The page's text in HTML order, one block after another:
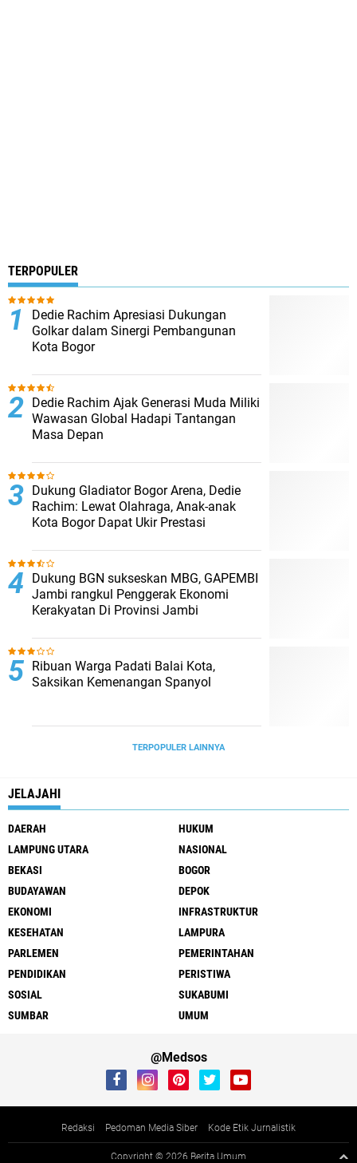
TERPOPULER
Dedie Rachim Apresiasi Dukungan
Golkar dalam Sinergi Pembangunan
Kota Bogor
Dedie Rachim Ajak Generasi Muda Miliki
Wawasan Global Hadapi Tantangan
Masa Depan
Dukung Gladiator Bogor Arena, Dedie
Rachim: Lewat Olahraga, Anak-anak
Kota Bogor Dapat Ukir Prestasi
Dukung BGN sukseskan MBG, GAPEMBI
Jambi rangkul Penggerak Ekonomi
Kerakyatan Di Provinsi Jambi
Ribuan Warga Padati Balai Kota,
Saksikan Kemenangan Spanyol
TERPOPULER LAINNYA
JELAJAHI
DAERAH
HUKUM
LAMPUNG UTARA
NASIONAL
BEKASI
BOGOR
BUDAYAWAN
DEPOK
EKONOMI
INFRASTRUKTUR
KESEHATAN
LAMPURA
PARLEMEN
PEMERINTAHAN
PENDIDIKAN
PERISTIWA
SOSIAL
SUKABUMI
SUMBAR
UMUM
@Medsos
Redaksi Pedoman Media Siber Kode Etik Jurnalistik
Copyright © 2026 Berita Umum